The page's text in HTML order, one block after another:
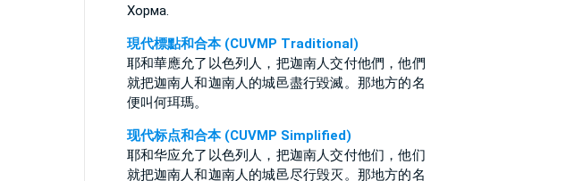
Хорма.
現代標點和合本 (CUVMP Traditional)
耶和華應允了以色列人，把迦南人交付他們，他們
就把迦南人和迦南人的城邑盡行毀滅。那地方的名
便叫何珥瑪。
现代标点和合本 (CUVMP Simplified)
耶和华应允了以色列人，把迦南人交付他们，他们
就把迦南人和迦南人的城邑尽行毁灭。那地方的名